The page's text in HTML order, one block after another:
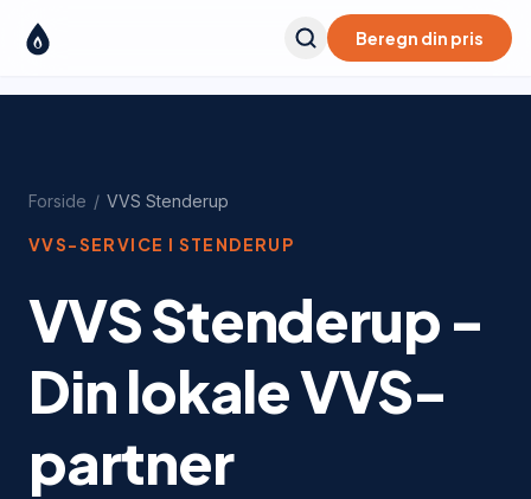
Beregn din pris
Forside / VVS Stenderup
VVS-SERVICE I STENDERUP
VVS Stenderup -
Din lokale VVS-
partner